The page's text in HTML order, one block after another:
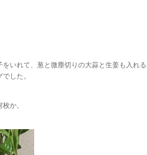
いれて、葱と微塵切りの大蒜と生姜も入れる
した。
か。